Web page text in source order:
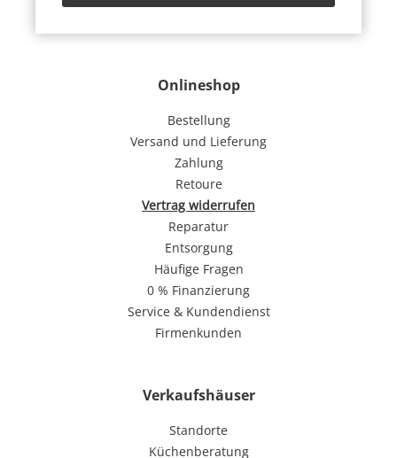
Onlineshop
Bestellung
Versand und Lieferung
Zahlung
Retoure
Vertrag widerrufen
Reparatur
Entsorgung
Häufige Fragen
0 % Finanzierung
Service & Kundendienst
Firmenkunden
Verkaufshäuser
Standorte
Küchenberatung